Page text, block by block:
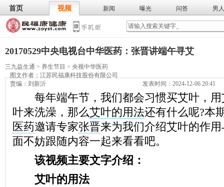
首页 视频 新闻 曝光 问答 男人
武术 气功 膳食 食谱 营养
20170529中央电视台中华医药：张晋讲端午寻艾
三九益生通 > 养生节目 > 央视中华医药
图文作者： 江苏民福康科技股份有限公司
责编：刘新沂
发表时间：2024-12-06 20:41
每年端午节，我们都会习惯买艾叶，用
叶来洗澡，那么艾叶的用法还有什么呢?本
医药邀请专家张晋来为我们介绍艾叶的作
面不妨跟随内容一起来看看吧。
该视频主要文字介绍：
艾叶的用法